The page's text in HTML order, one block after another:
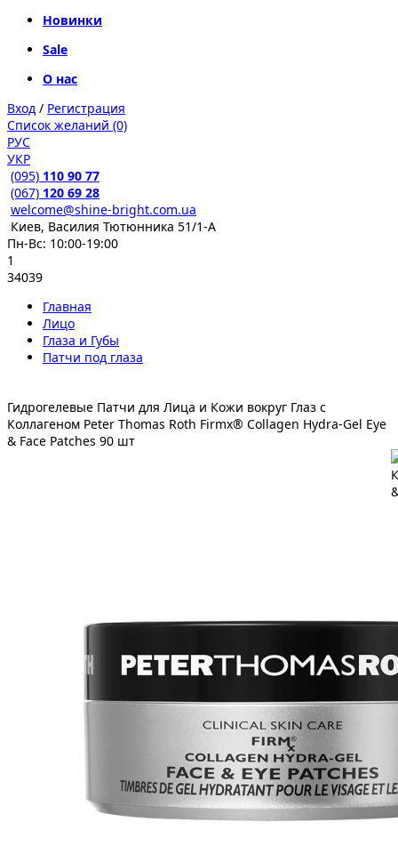
Новинки
Sale
О нас
Вход / Регистрация
Список желаний (0)
РУС
УКР
(095) 110 90 77
(067) 120 69 28
welcome@shine-bright.com.ua
Киев, Василия Тютюнника 51/1-А
Пн-Вс: 10:00-19:00
1
34039
Главная
Лицо
Глаза и Губы
Патчи под глаза
Гидрогелевые Патчи для Лица и Кожи вокруг Глаз с
Коллагеном Peter Thomas Roth Firmx® Collagen Hydra-Gel Eye
& Face Patches 90 шт